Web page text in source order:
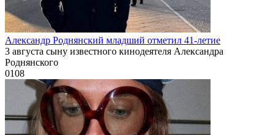
Александр Роднянский младший отметил 41-летие
3 августа сыну известного кинодеятеля Александра
Роднянского
0108